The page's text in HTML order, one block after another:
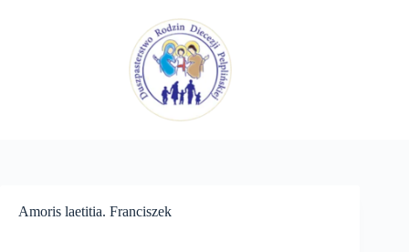
Amoris laetitia. Franciszek